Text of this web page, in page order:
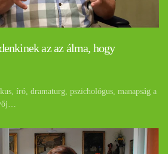
az az álma, hogy
író, dramaturg, pszichológus, manapság a